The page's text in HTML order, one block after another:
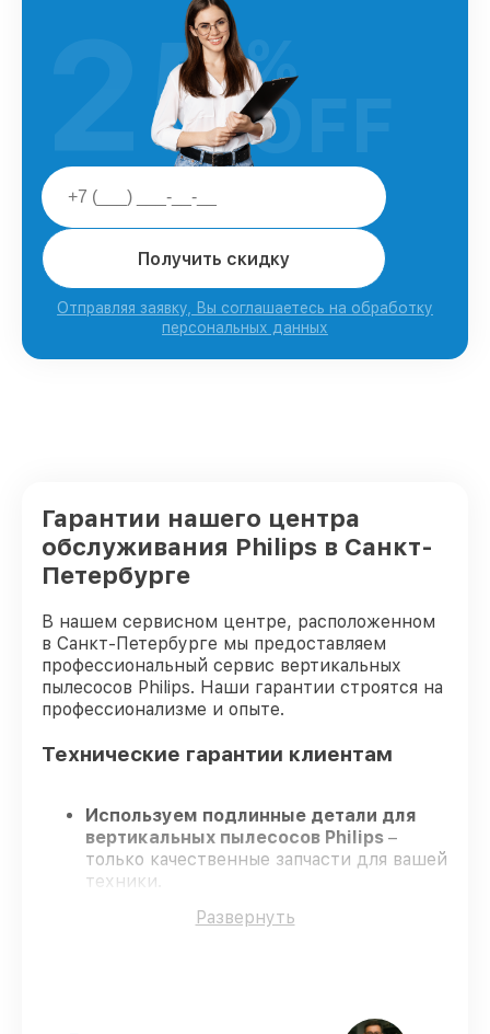
Получить скидку
Отправляя заявку, Вы соглашаетесь на обработку
персональных данных
25%
OFF
Гарантии нашего центра
обслуживания Philips в Санкт-
Петербурге
В нашем сервисном центре, расположенном
в Санкт-Петербурге мы предоставляем
профессиональный сервис вертикальных
пылесосов Philips. Наши гарантии строятся на
профессионализме и опыте.
Технические гарантии клиентам
Используем подлинные детали для
вертикальных пылесосов Philips –
только качественные запчасти для вашей
техники.
регулярное обучение, что обеспечивает
Развернуть